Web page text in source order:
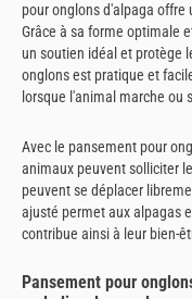
pour onglons d'alpaga offre
Grâce à sa forme optimale
un soutien idéal et protège
onglons est pratique et
lorsque l'animal marche ou
Avec le pansement pour
animaux peuvent solliciter
peuvent se déplacer
ajusté permet aux alpagas
contribue ainsi à leur bien-
Pansement pour